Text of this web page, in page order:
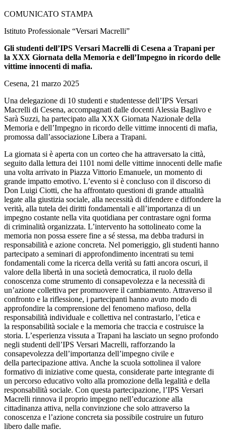
COMUNICATO STAMPA
Istituto Professionale “Versari Macrelli”
Gli studenti dell’IPS Versari Macrelli di Cesena a Trapani per
la XXX Giornata della Memoria e dell’Impegno in ricordo delle
vittime innocenti di mafia.
Cesena, 21 marzo 2025
Una delegazione di 10 studenti e studentesse dell’IPS Versari
Macrelli di Cesena, accompagnati dalle docenti Alessia Baglivo e
Sarà Suzzi, ha partecipato alla XXX Giornata Nazionale della
Memoria e dell’Impegno in ricordo delle vittime innocenti di mafia,
promossa dall’associazione Libera a Trapani.
La giornata si è aperta con un corteo che ha attraversato la città,
seguito dalla lettura dei 1101 nomi delle vittime innocenti delle mafie
una volta arrivato in Piazza Vittorio Emanuele, un momento di
grande impatto emotivo. L’evento si è concluso con il discorso di
Don Luigi Ciotti, che ha affrontato questioni di grande attualità
legate alla giustizia sociale, alla necessità di difendere e diffondere la
verità, alla tutela dei diritti fondamentali e all’importanza di un
impegno costante nella vita quotidiana per contrastare ogni forma
di criminalità organizzata. L’intervento ha sottolineato come la
memoria non possa essere fine a sé stessa, ma debba tradursi in
responsabilità e azione concreta. Nel pomeriggio, gli studenti hanno
partecipato a seminari di approfondimento incentrati su temi
fondamentali come la ricerca della verità su fatti ancora oscuri, il
valore della libertà in una società democratica, il ruolo della
conoscenza come strumento di consapevolezza e la necessità di
un’azione collettiva per promuovere il cambiamento. Attraverso il
confronto e la riflessione, i partecipanti hanno avuto modo di
approfondire la comprensione del fenomeno mafioso, della
responsabilità individuale e collettiva nel contrastarlo, l’etica e
la responsabilità sociale e la memoria che traccia e costruisce la
storia. L’esperienza vissuta a Trapani ha lasciato un segno profondo
negli studenti dell’IPS Versari Macrelli, rafforzando la
consapevolezza dell’importanza dell’impegno civile e
della partecipazione attiva. Anche la scuola sottolinea il valore
formativo di iniziative come questa, considerate parte integrante di
un percorso educativo volto alla promozione della legalità e della
responsabilità sociale. Con questa partecipazione, l’IPS Versari
Macrelli rinnova il proprio impegno nell’educazione alla
cittadinanza attiva, nella convinzione che solo attraverso la
conoscenza e l’azione concreta sia possibile costruire un futuro
libero dalle mafie.